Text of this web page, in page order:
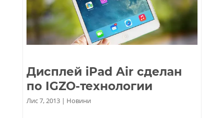
Дисплей iPad Air сделан
по IGZO-технологии
Лис 7, 2013| Новини